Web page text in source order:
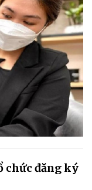
chức đăng ký